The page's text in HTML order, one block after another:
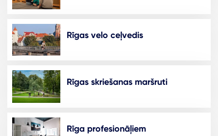
Rīgas velo ceļvedis
Rīgas skriešanas maršruti
Rīga profesionāļiem